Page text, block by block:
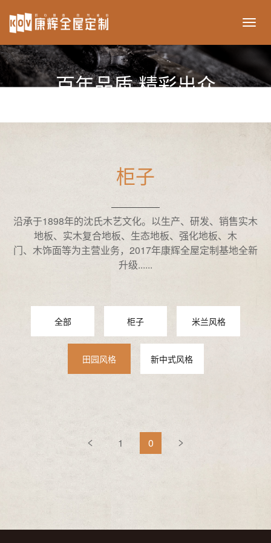
ikov
百年品质 精彩出众
柜子
沿承于1898年的沈氏木艺文化。以生产、研发、销售实木
地板、实木复合地板、生态地板、强化地板、木
门、木饰面等为主营业务，2017年康辉全屋定制基地全新
升级......
全部 柜子 米兰风格
田园风格 新中式风格
 1 0 